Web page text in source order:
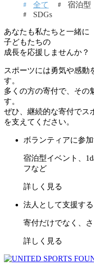
全て 宿泊型
SDGs
あなたも私たちと一緒に
子どもたちの
成長を応援しませんか？
スポーツには勇気や感動
す。
多くの方の寄付で、その
す。
ぜひ、継続的な寄付でス
を支えてください。
ボランティアに参
宿泊型イベント、
フなど
詳しく見る
法人として支援する
寄付だけでなく、
詳しく見る